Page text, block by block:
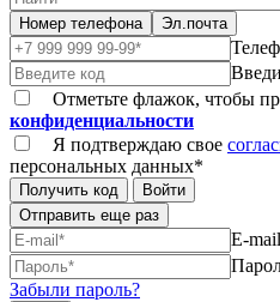
Номер телефона Эл.почта
Отметьте флажок, чтобы
конфиденциальности
Я подтверждаю свое
персональных данных*
Получить код
Войти
Отправить еще раз
E-mail
Забыли пароль?